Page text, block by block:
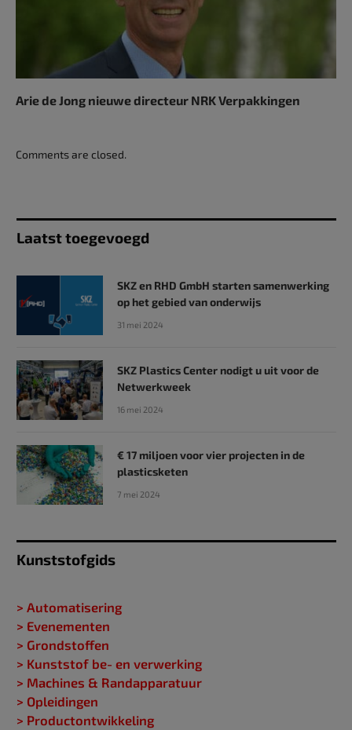
Arie de Jong nieuwe directeur NRK Verpakkingen
Comments are closed.
Laatst toegevoegd
SKZ en RHD GmbH starten samenwerking
op het gebied van onderwijs
31 mei 2024
SKZ Plastics Center nodigt u uit voor de
Netwerkweek
16 mei 2024
€ 17 miljoen voor vier projecten in de
plasticsketen
7 mei 2024
Kunststofgids
> Automatisering
> Evenementen
> Grondstoffen
> Kunststof be- en verwerking
> Machines & Randapparatuur
> Opleidingen
> Productontwikkeling